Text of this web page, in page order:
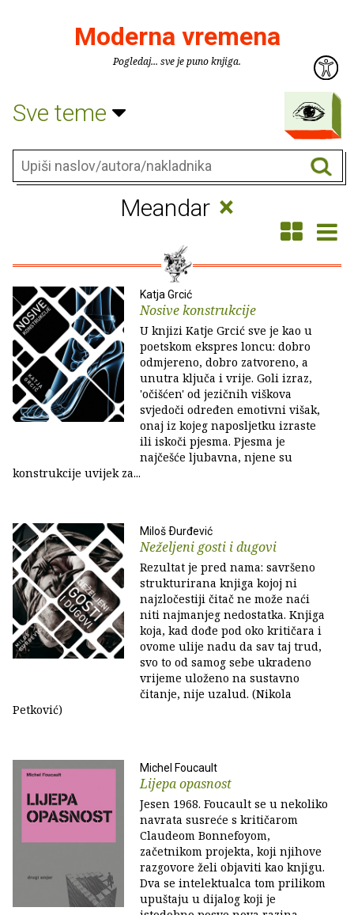
Moderna vremena
Pogledaj... sve je puno knjiga.
Sve teme
Meandar ×
Katja Grcić
Nosive konstrukcije
U knjizi Katje Grcić sve je kao u
poetskom ekspres loncu: dobro
odmjereno, dobro zatvoreno, a
unutra ključa i vrije. Goli izraz,
'očišćen' od jezičnih viškova
svjedoči određen emotivni višak,
onaj iz kojeg naposljetku izraste
ili iskoči pjesma. Pjesma je
najčešće ljubavna, njene su
konstrukcije uvijek za...
Miloš Ðurđević
Neželjeni gosti i dugovi
Rezultat je pred nama: savršeno
strukturirana knjiga kojoj ni
najzločestiji čitač ne može naći
niti najmanjeg nedostatka. Knjiga
koja, kad dođe pod oko kritičara i
ovome ulije nadu da sav taj trud,
svo to od samog sebe ukradeno
vrijeme uloženo na sustavno
čitanje, nije uzalud. (Nikola
Petković)
Michel Foucault
Lijepa opasnost
Jesen 1968. Foucault se u nekoliko
navrata susreće s kritičarom
Claudeom Bonnefoyom,
začetnikom projekta, koji njihove
razgovore želi objaviti kao knjigu.
Dva se intelektualca tom prilikom
upuštaju u dijalog koji je